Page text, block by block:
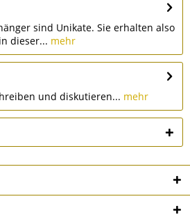
sind Unikate. Sie erhalten also
dieser... mehr
und diskutieren... mehr